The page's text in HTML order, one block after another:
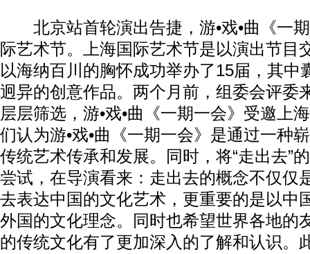
北京站首轮演出告捷，游•戏•曲《一
际艺术节。上海国际艺术节是以演出节目
以海纳百川的胸怀成功举办了15届，其中
迥异的创意作品。两个月前，组委会评委
层层筛选，游•戏•曲《一期一会》受邀上
们认为游•戏•曲《一期一会》是通过一种
传统艺术传承和发展。同时，将“走出去”
尝试，在导演看来：走出去的概念不仅仅
去表达中国的文化艺术，更重要的是以中
外国的文化理念。同时也希望世界各地的
的传统文化有了更加深入的了解和认识。